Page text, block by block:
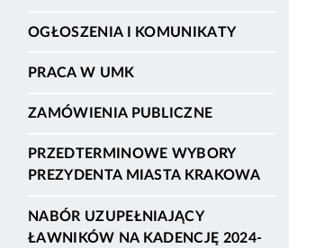
OGŁOSZENIA I KOMUNIKATY
PRACA W UMK
ZAMÓWIENIA PUBLICZNE
PRZEDTERMINOWE WYBORY
PREZYDENTA MIASTA KRAKOWA
NABÓR UZUPEŁNIAJĄCY
ŁAWNIKÓW NA KADENCJĘ 2024-